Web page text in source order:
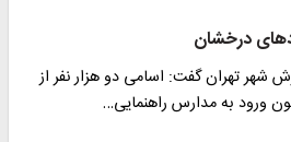
درخشان
شهر تهران گفت: اسامی دو هزار نفر از
ورود به مدارس راهنمایی…